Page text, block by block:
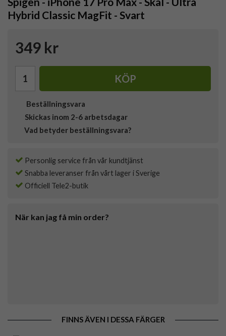
Hybrid Classic MagFit - Svart
349 kr
KÖP
Beställningsvara
Skickas inom 2-6 arbetsdagar
Vad betyder beställningsvara?
Personlig service från vår kundtjänst
Snabba leveranser från vårt lager i Sverige
Officiell Tele2-butik
När kan jag få min order?
FINNS ÄVEN I DESSA FÄRGER